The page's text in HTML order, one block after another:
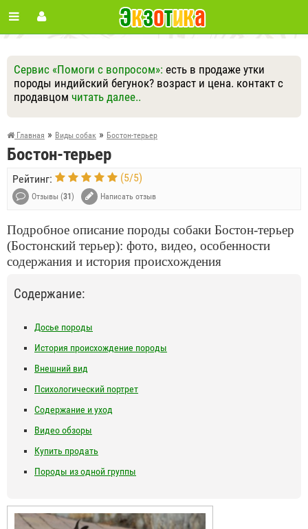
Сервис «Помоги с вопросом»: есть в продаже утки
породы индийский бегунок? возраст и цена. контакт с
продавцом читать далее..
Ответить Другие вопросы
Задать вопрос
Главная » Виды собак » Бостон-терьер
Бостон-терьер
Рейтинг: (5/5)
Отзывы (31 ) Написать отзыв
Подробное описание породы собаки Бостон-терьер
(Бостонский терьер): фото, видео, особенности
содержания и история происхождения
Содержание:
Досье породы
История происхождение породы
Внешний вид
Психологический портрет
Содержание и уход
Видео обзоры
Купить продать
Породы из одной группы